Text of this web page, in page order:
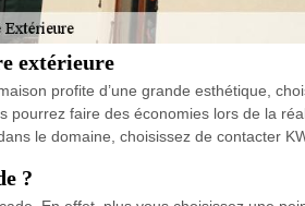
extérieure
profite d’une grande esthétique,
faire des économies lors de la
le domaine, choisissez de contacter
?